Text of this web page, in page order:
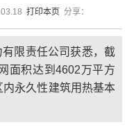
打印本页 分享：
限责任公司获悉，截
面积达到4602万平方
永久性建筑用热基本